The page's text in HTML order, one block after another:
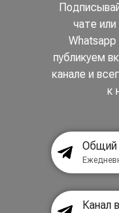
чате
Whatsapp
публикуем
канале и
к
Общий
Канал